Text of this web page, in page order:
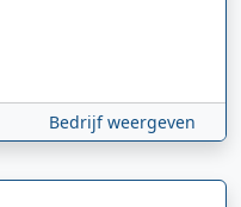
Bedrijf weergeven